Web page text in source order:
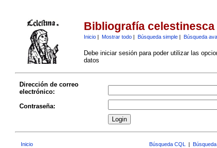
Bibliografía celestinesca
Inicio| Mostrar todo| Búsqueda simple| Búsqueda
Debe iniciar sesión para poder utilizar las
datos
Dirección de correo
electrónico:
Contraseña:
Inicio Búsqueda CQL |